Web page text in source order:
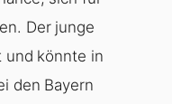
Der junge
und könnte in
den Bayern